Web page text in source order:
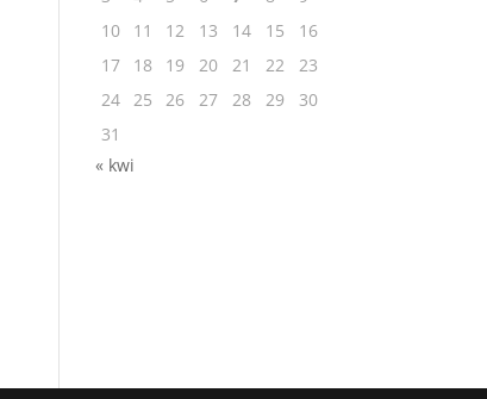
10
11 12 13 14 15
16
17
18 19 20 21 22
23
24 25 26 27 28 29
30
31
« kwi